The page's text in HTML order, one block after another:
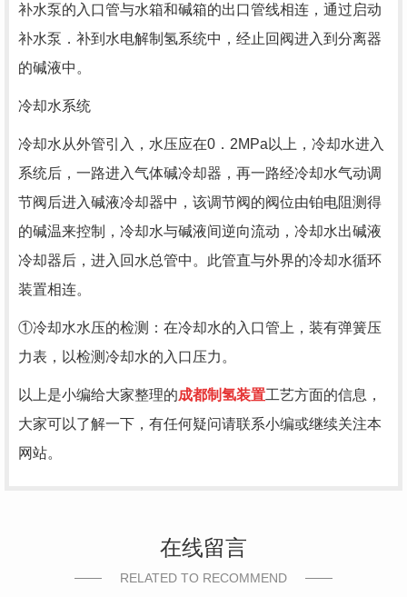
补水泵的入口管与水箱和碱箱的出口管线相连，通过启动
补水泵．补到水电解制氢系统中，经止回阀进入到分离器
的碱液中。
冷却水系统
冷却水从外管引入，水压应在0．2MPa以上，冷却水进入
系统后，一路进入气体碱冷却器，再一路经冷却水气动调
节阀后进入碱液冷却器中，该调节阀的阀位由铂电阻测得
的碱温来控制，冷却水与碱液间逆向流动，冷却水出碱液
冷却器后，进入回水总管中。此管直与外界的冷却水循环
装置相连。
①冷却水水压的检测：在冷却水的入口管上，装有弹簧压
力表，以检测冷却水的入口压力。
以上是小编给大家整理的成都制氢装置工艺方面的信息，
大家可以了解一下，有任何疑问请联系小编或继续关注本
网站。
在线留言
RELATED TO RECOMMEND